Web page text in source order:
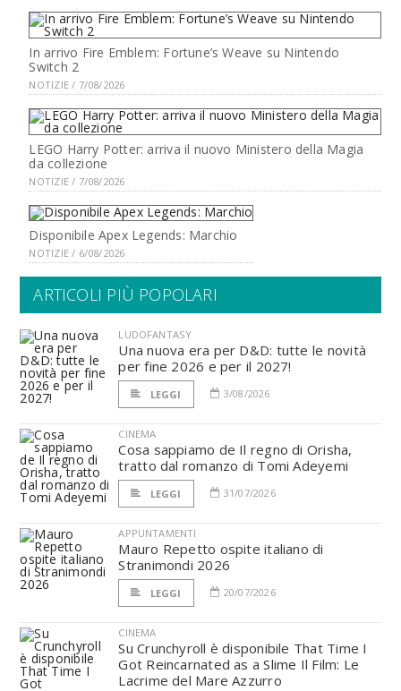
In arrivo Fire Emblem: Fortune’s Weave su Nintendo
Switch 2
NOTIZIE / 7/08/2026
LEGO Harry Potter: arriva il nuovo Ministero della Magia
da collezione
NOTIZIE / 7/08/2026
Disponibile Apex Legends: Marchio
NOTIZIE / 6/08/2026
ARTICOLI PIÙ POPOLARI
LUDOFANTASY
Una nuova era per D&D: tutte le novità
per fine 2026 e per il 2027!
LEGGI 3/08/2026
CINEMA
Cosa sappiamo de Il regno di Orisha,
tratto dal romanzo di Tomi Adeyemi
LEGGI 31/07/2026
APPUNTAMENTI
Mauro Repetto ospite italiano di
Stranimondi 2026
LEGGI 20/07/2026
CINEMA
Su Crunchyroll è disponibile That Time I
Got Reincarnated as a Slime Il Film: Le
Lacrime del Mare Azzurro